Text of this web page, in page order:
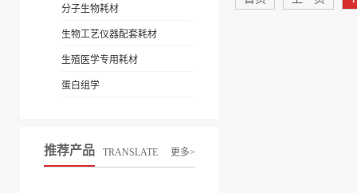
分子生物耗材
生物工艺仪器配套耗材
生殖医学专用耗材
蛋白组学
推荐产品 TRANSLATE 更多>